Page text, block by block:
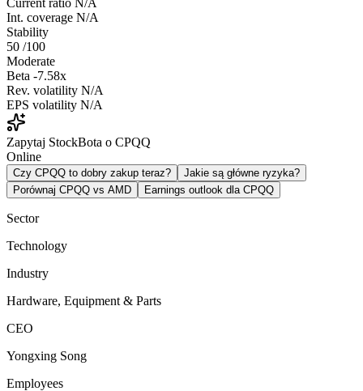
Current ratio N/A
Int. coverage N/A
Stability
50 /100
Moderate
Beta -7.58x
Rev. volatility N/A
EPS volatility N/A
Zapytaj StockBota o CPQQ
Online
Czy CPQQ to dobry zakup teraz?
Jakie są główne ryzyka?
Porównaj CPQQ vs AMD
Earnings outlook dla CPQQ
Sector
Technology
Industry
Hardware, Equipment & Parts
CEO
Yongxing Song
Employees